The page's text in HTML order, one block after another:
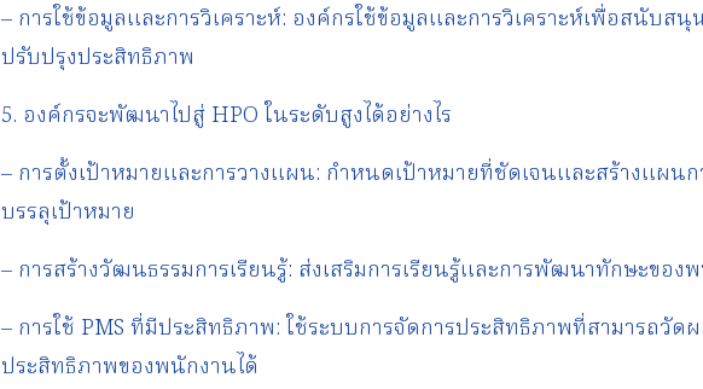
– การใช้ข้อมูลและการวิเคราะห์: องค์กรใช้ข้อมูลและการวิเคราะห์เพื่อสนับส
ปรับปรุงประสิทธิภาพ
5. องค์กรจะพัฒนาไปสู่ HPO ในระดับสูงได้อย่างไร
– การตั้งเป้าหมายและการวางแผน: กำหนดเป้าหมายที่ชัดเจนและสร้างแผนก
บรรลุเป้าหมาย
– การสร้างวัฒนธรรมการเรียนรู้: ส่งเสริมการเรียนรู้และการพัฒนาทักษะของ
– การใช้ PMS ที่มีประสิทธิภาพ: ใช้ระบบการจัดการประสิทธิภาพที่สามารถวัด
ประสิทธิภาพของพนักงานได้